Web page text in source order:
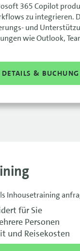
365 Copilot
zu integrieren.
und
wie Outlook,
DETAILS & BUCHUNG
Inhousetraining
für Sie
Personen
und Reisekosten